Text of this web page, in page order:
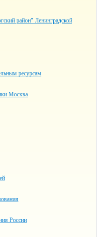
район" Ленинградской
ресурсам
Москва
России